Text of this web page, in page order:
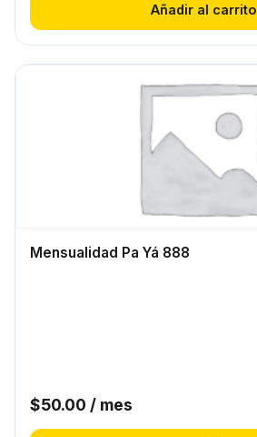
Añadir al carrito
Mensualidad Pa Yá 888
$50.00 / mes